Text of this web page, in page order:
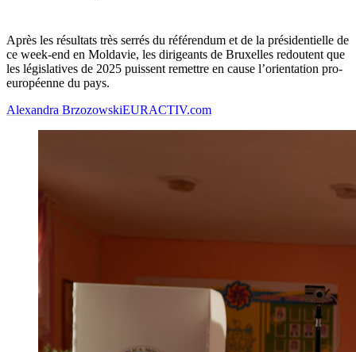
Après les résultats très serrés du référendum et de la présidentielle de
ce week-end en Moldavie, les dirigeants de Bruxelles redoutent que
les législatives de 2025 puissent remettre en cause l’orientation pro-
européenne du pays.
Alexandra BrzozowskiEURACTIV.com